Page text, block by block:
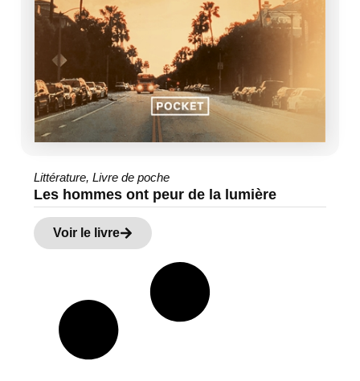
Littérature, Livre de poche
Les hommes ont peur de la lumière
Voir le livre